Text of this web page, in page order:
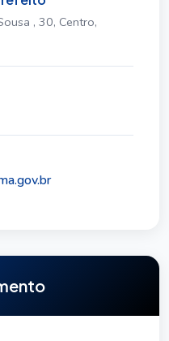
, 30, Centro,